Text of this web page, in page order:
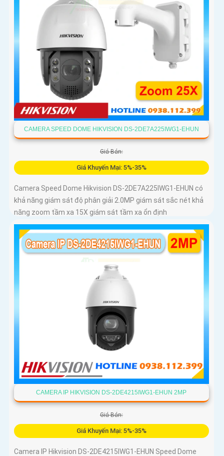
CAMERA SPEED DOME HIKVISION DS-2DE7A225IWG1-EHUN
Giá Bán:
Giá Khuyến Mại: 5%-35%
Camera Speed Dome Hikvision DS-2DE7A225IWG1-EHUN có
khả năng giám sát độ phân giải 2.0MP giám sát sắc nét khả
năng zoom tầm xa 15X giám sát tầm xa ổn định
CAMERA IP HIKVISION DS-2DE4215IWG1-EHUN 2MP
Giá Bán:
Giá Khuyến Mại: 5%-35%
Camera IP Hikvision DS-2DE4215IWG1-EHUN Speed Dome